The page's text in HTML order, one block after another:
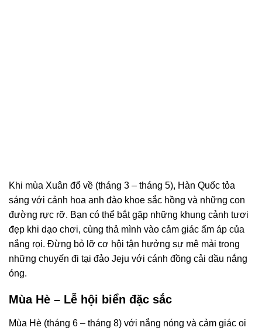
Khi mùa Xuân đổ về (tháng 3 – tháng 5), Hàn Quốc tỏa
sáng với cảnh hoa anh đào khoe sắc hồng và những con
đường rực rỡ. Bạn có thể bắt gặp những khung cảnh tươi
đẹp khi dạo chơi, cùng thả mình vào cảm giác ấm áp của
nắng rọi. Đừng bỏ lỡ cơ hội tận hưởng sự mê mải trong
những chuyến đi tại đảo Jeju với cánh đồng cải dầu nắng
óng.
Mùa Hè – Lễ hội biển đặc sắc
Mùa Hè (tháng 6 – tháng 8) với nắng nóng và cảm giác oi